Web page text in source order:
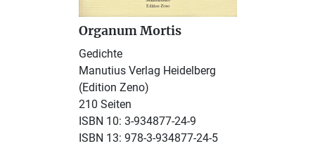
Organum Mortis
Gedichte
Manutius Verlag Heidelberg
(Edition Zeno)
210 Seiten
ISBN 10: 3-934877-24-9
ISBN 13: 978-3-934877-24-5